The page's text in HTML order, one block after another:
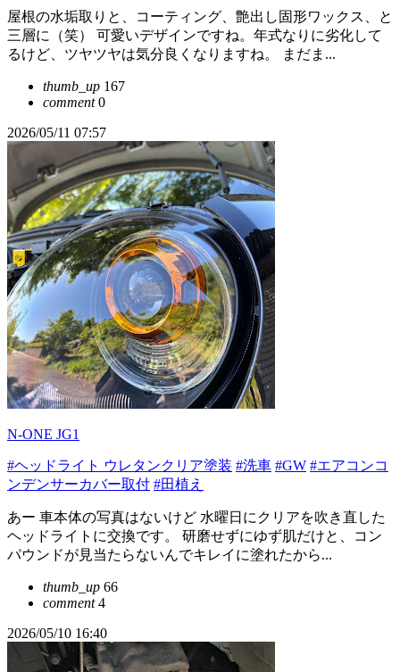
屋根の水垢取りと、コーティング、艶出し固形ワックス、と
三層に（笑） 可愛いデザインですね。年式なりに劣化して
るけど、ツヤツヤは気分良くなりますね。 まだま...
thumb_up 167
comment0
2026/05/11 07:57
N-ONE JG1
#ヘッドライト ウレタンクリア塗装 #洗車 #GW #エアコンコ
ンデンサーカバー取付 #田植え
あー 車本体の写真はないけど 水曜日にクリアを吹き直した
ヘッドライトに交換です。 研磨せずにゆず肌だけと、コン
パウンドが見当たらないんでキレイに塗れたから...
thumb_up 66
comment4
2026/05/10 16:40